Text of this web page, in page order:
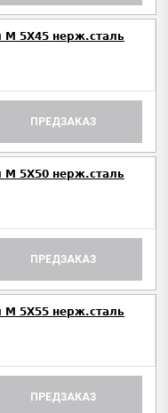
M 5Х45 нерж.сталь
ПРЕДЗАКАЗ
M 5Х50 нерж.сталь
ПРЕДЗАКАЗ
M 5Х55 нерж.сталь
ПРЕДЗАКАЗ